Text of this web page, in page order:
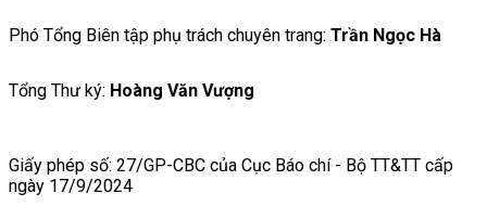
Phó Tổng Biên tập phụ trách chuyên trang: Trần Ngọc Hà
Tổng Thư ký: Hoàng Văn Vượng
Giấy phép số: 27/GP-CBC của Cục Báo chí - Bộ TT&TT cấp
ngày 17/9/2024